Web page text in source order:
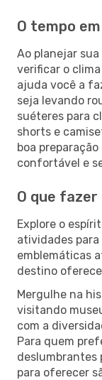
O tempo
Ao planejar sua
verificar o
ajuda você a
seja levando
suéteres para
shorts e
boa
confortável e
O que fazer
Explore o
atividades
emblemáticas
destino
Mergulhe na
visitando
com a
Para quem
deslumbrantes
para oferecer